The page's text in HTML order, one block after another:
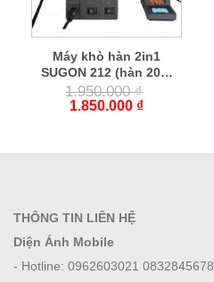
Máy khò hàn 2in1
SUGON 212 (hàn 200-
450°C/ 60W/ mũi T12-
thẳng, khò 760W/
1.950.000₫
1.850.000 ₫
THÔNG TIN LIÊN HỆ
Diện Ánh Mobile
- Hotline: 0962603021 0832845678